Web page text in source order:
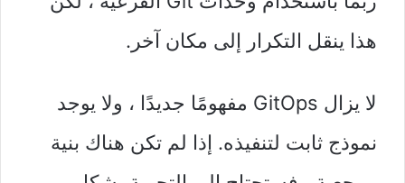
هذا ينقل التكرار إلى مكان آخر.
لا يزال GitOps مفهومًا جديدًا ، ولا يوجد
نموذج ثابت لتنفيذه. إذا لم تكن هناك بنية